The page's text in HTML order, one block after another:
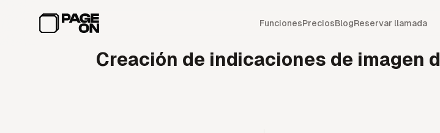
FuncionesPreciosBlogReservar llamada
Creación de indicaciones de imagen